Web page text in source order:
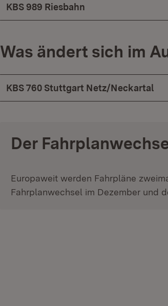
KBS 989 Riesbahn
Was ändert sich im
KBS 760 Stuttgart Netz/Neckartal
Der
Europaweit werden Fahrpläne
Fahrplanwechsel im Dezember und